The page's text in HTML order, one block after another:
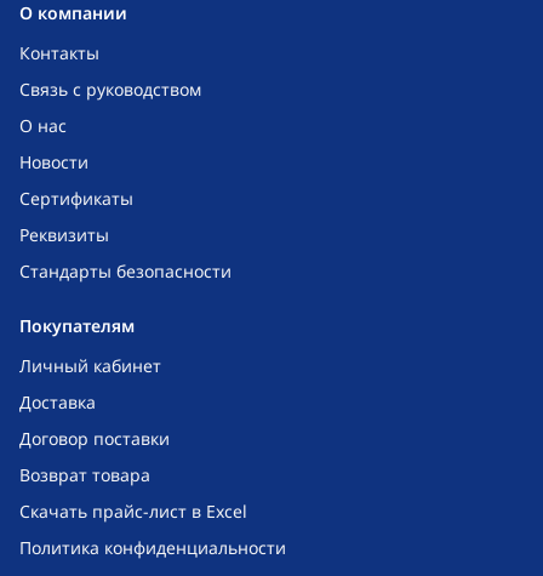
O компании
Контакты
Связь с руководством
О нас
Новости
Сертификаты
Реквизиты
Стандарты безопасности
Покупателям
Личный кабинет
Доставка
Договор поставки
Возврат товара
Скачать прайс-лист в Excel
Политика конфиденциальности